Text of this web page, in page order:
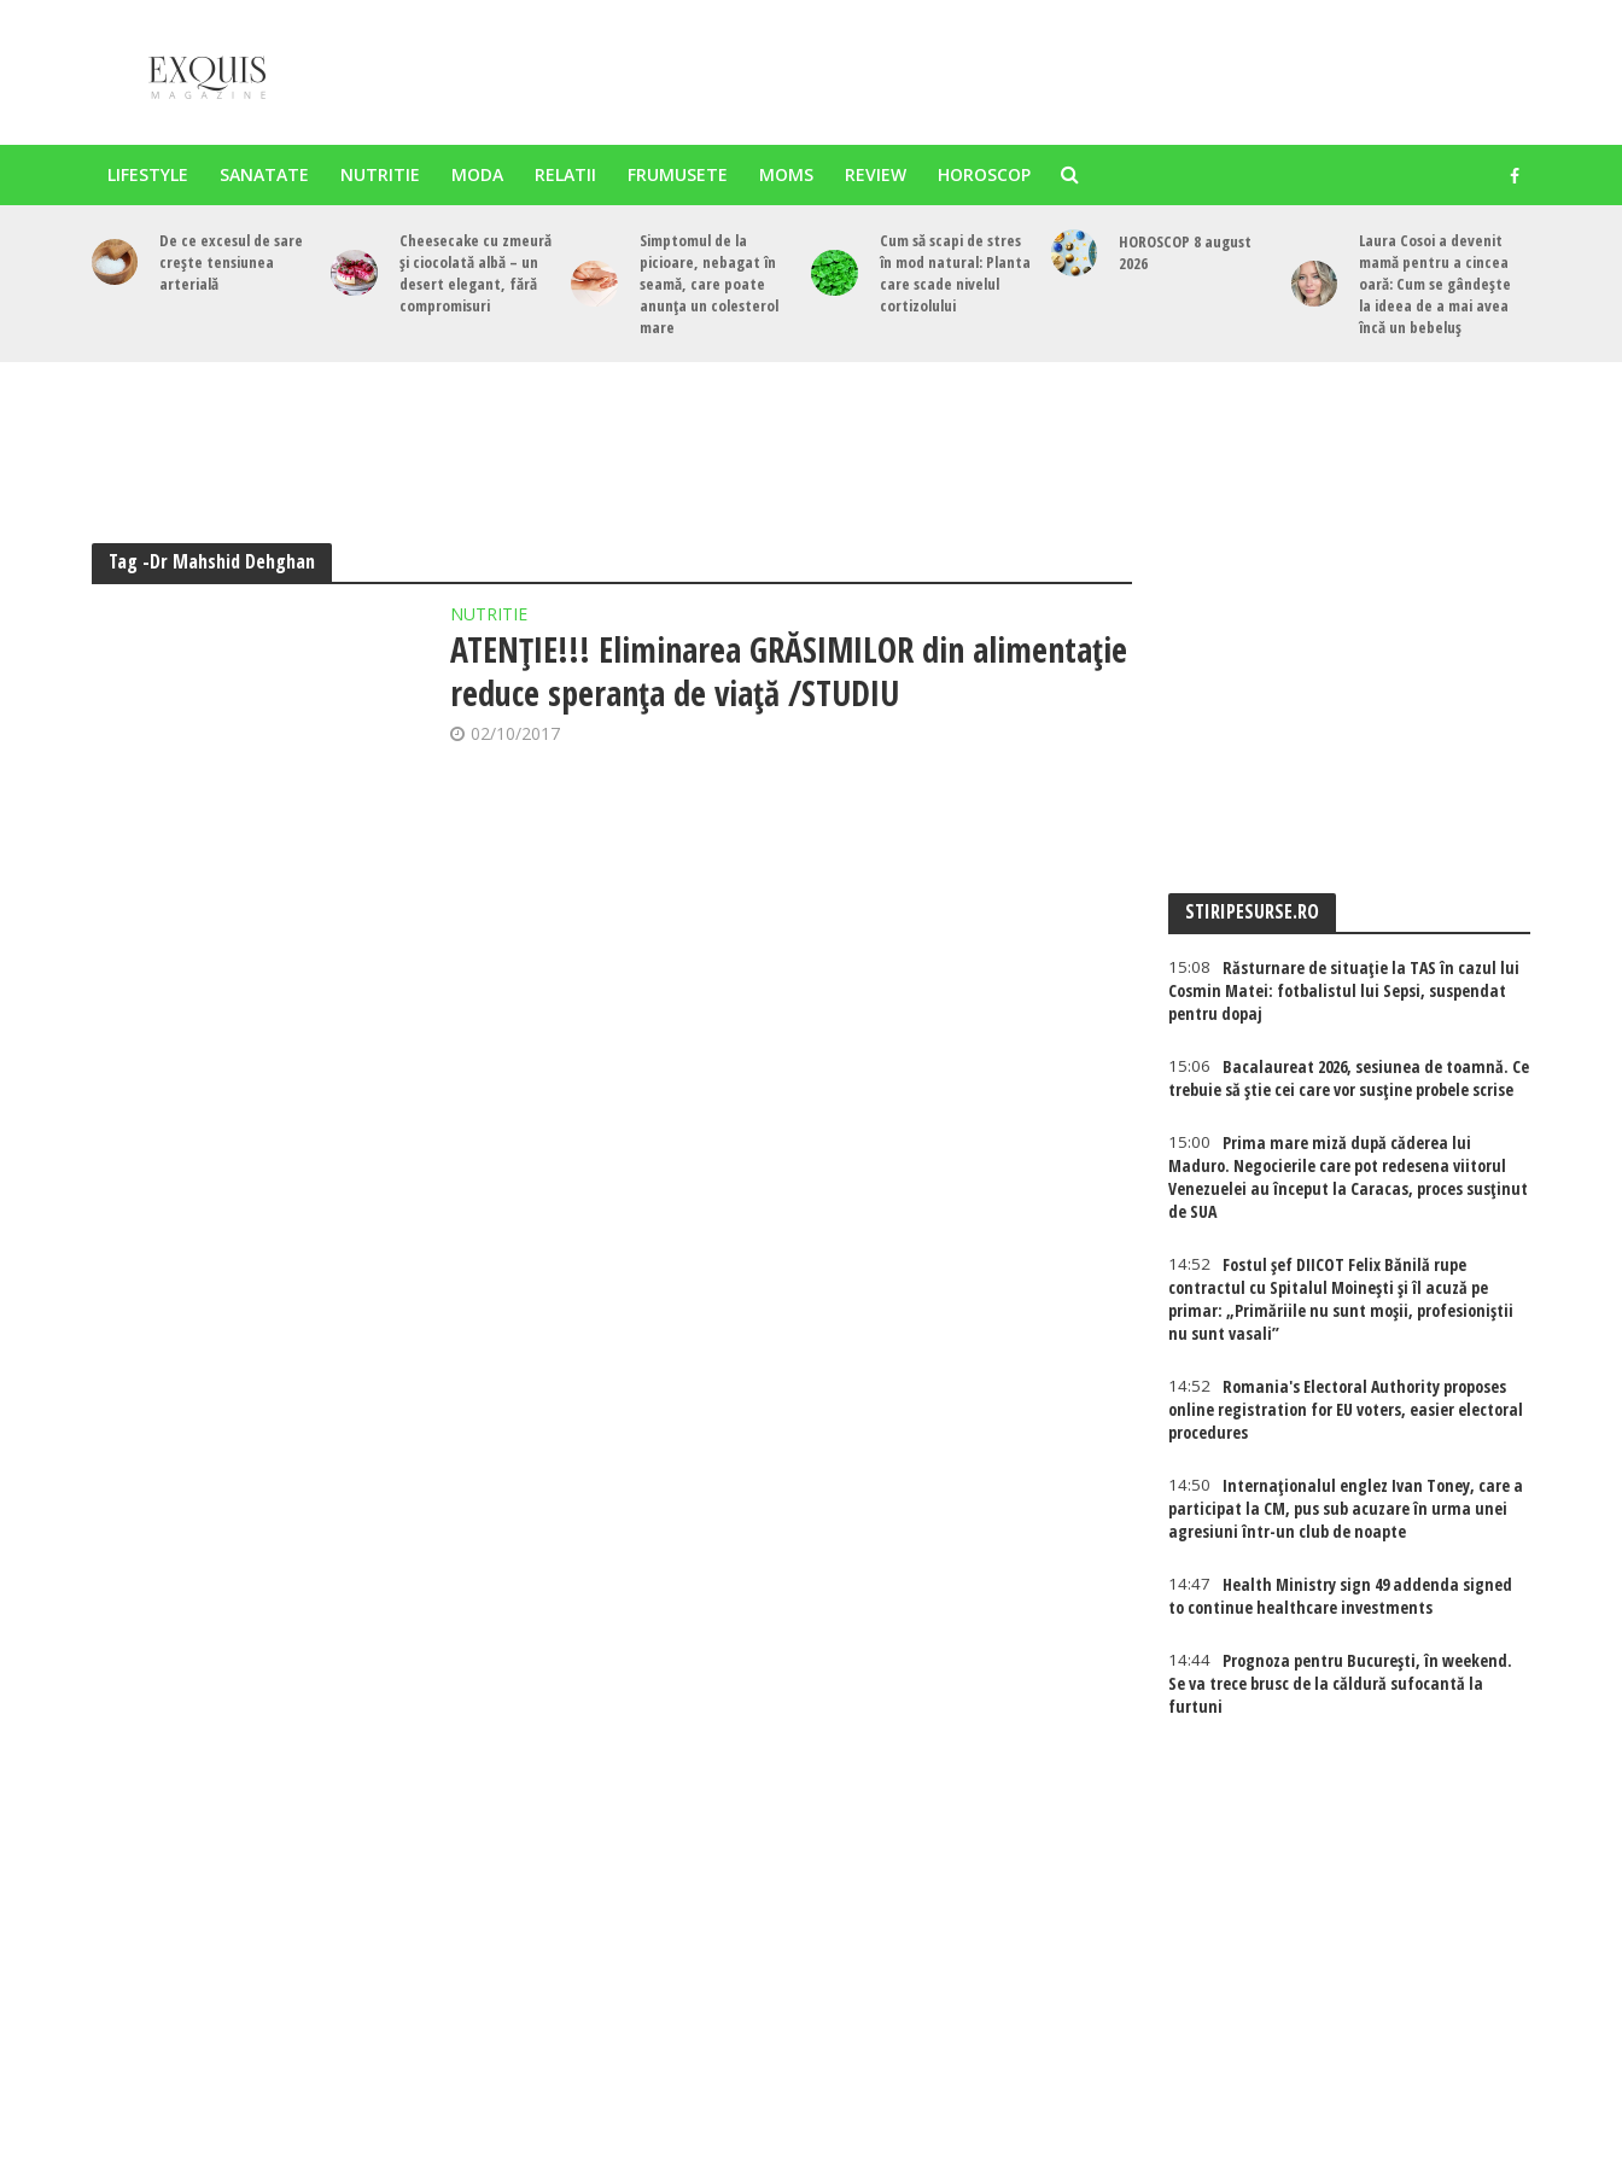
LIFESTYLE SANATATE NUTRITIE MODA RELATII FRUMUSETE MOMS REVIEW HOROSCOP
De ce excesul de sare
crește tensiunea
arterială
Cheesecake cu zmeură
și ciocolată albă – un
desert elegant, fără
compromisuri
Simptomul de la
picioare, nebagat în
seamă, care poate
anunța un colesterol
mare
Cum să scapi de stres
în mod natural: Planta
care scade nivelul
cortizolului
HOROSCOP 8 august
2026
Laura Cosoi a devenit
mamă pentru a cincea
oară: Cum se gândește
la ideea de a mai avea
încă un bebeluș
Tag -Dr Mahshid Dehghan
NUTRITIE
ATENȚIE!!! Eliminarea GRĂSIMILOR din alimentație
reduce speranța de viață /STUDIU
02/10/2017
STIRIPESURSE.RO
15:08
Răsturnare de situație la TAS în cazul lui
Cosmin Matei: fotbalistul lui Sepsi, suspendat
pentru dopaj
15:06
Bacalaureat 2026, sesiunea de toamnă. Ce
trebuie să știe cei care vor susține probele scrise
15:00
Prima mare miză după căderea lui
Maduro. Negocierile care pot redesena viitorul
Venezuelei au început la Caracas, proces susținut
de SUA
14:52
Fostul șef DIICOT Felix Bănilă rupe
contractul cu Spitalul Moinești și îl acuză pe
primar: „Primăriile nu sunt moșii, profesioniștii
nu sunt vasali”
14:52
Romania's Electoral Authority proposes
online registration for EU voters, easier electoral
procedures
14:50
Internaţionalul englez Ivan Toney, care a
participat la CM, pus sub acuzare în urma unei
agresiuni într-un club de noapte
14:47
Health Ministry sign 49 addenda signed
to continue healthcare investments
14:44
Prognoza pentru București, în weekend.
Se va trece brusc de la căldură sufocantă la
furtuni